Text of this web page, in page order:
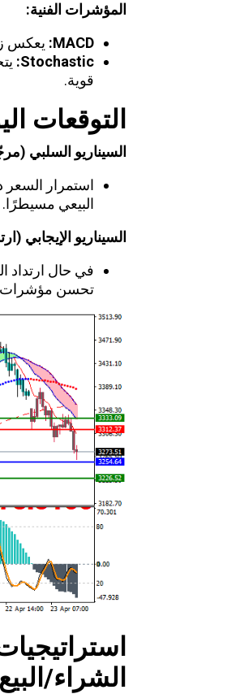
المؤشرات الفنية:
MACD: يعكس
Stochastic:
قوية.
التوقعات
السيناريو السلبي
البيعي مسيطرًا.
السيناريو الإيجابي
تحسن مؤشرات
الشراء/البيع